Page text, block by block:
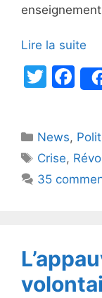
Lire la suite
T
er
F
a
e
b
o
Catégories
News,
Étiquettes
Crise,
35